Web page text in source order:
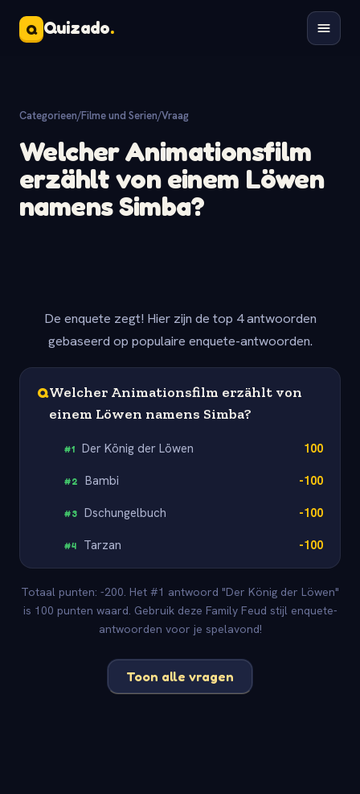
Q Quizado.
Categorieen/Filme und Serien/Vraag
Welcher Animationsfilm
erzählt von einem Löwen
namens Simba?
De enquete zegt! Hier zijn de top 4 antwoorden
gebaseerd op populaire enquete-antwoorden.
QWelcher Animationsfilm erzählt von
einem Löwen namens Simba?
#1 Der König der Löwen 100
#2 Bambi -100
#3 Dschungelbuch -100
#4 Tarzan -100
Totaal punten: -200. Het #1 antwoord "Der König der Löwen"
is 100 punten waard. Gebruik deze Family Feud stijl enquete-
antwoorden voor je spelavond!
Toon alle vragen